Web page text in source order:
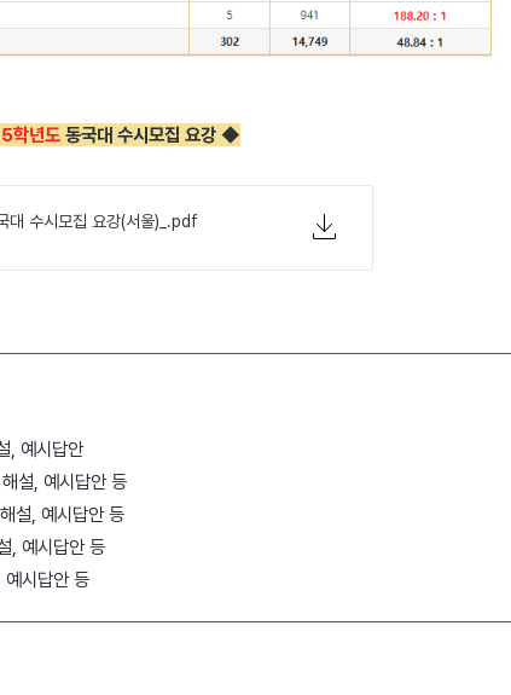
년도동국대 수시모집 요강◆
대 수시모집 요강(서울)_.pdf
, 예시답안
설, 예시답안 등
설, 예시답안 등
, 예시답안 등
시답안 등